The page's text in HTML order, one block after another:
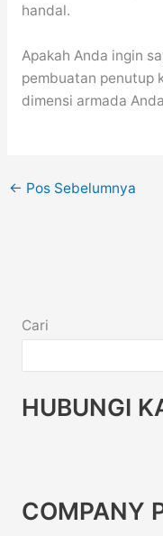
handal.
Apakah Anda ingin
pembuatan penutup
dimensi armada
← Pos Sebelumnya
Cari
HUBUNGI
COMPANY